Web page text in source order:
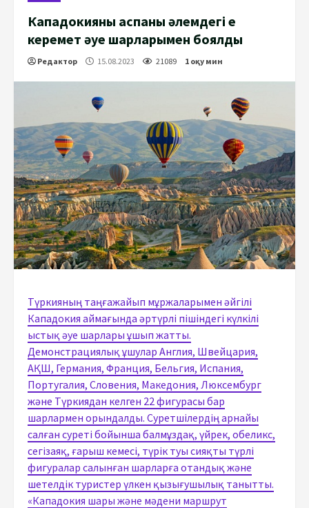
Кападокияның аспаны әлемдегі ең
керемет әуе шарларымен боялды
Редактор 15.08.2023 21089 1 оқу мин
Түркияның таңғажайып мұржаларымен әйгілі
Кападокия аймағында әртүрлі пішіндегі күлкілі
ыстық әуе шарлары ұшып жатты.
Демонстрациялық ұшулар Англия, Швейцария,
АҚШ, Германия, Франция, Бельгия, Испания,
Португалия, Словения, Македония, Люксембург
және Түркиядан келген 22 фигурасы бар
шарлармен орындалды. Суретшілердің арнайы
салған суреті бойынша балмұздақ, үйрек, обеликс,
сегізаяқ, ғарыш кемесі, түрік туы сияқты түрлі
фигуралар салынған шарларға отандық және
шетелдік туристер үлкен қызығушылық танытты.
«Кападокия шары және мәдени маршрут